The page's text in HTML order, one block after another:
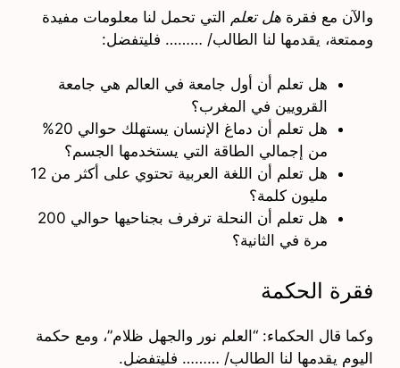
والآن مع فقرة هل تعلم التي تحمل لنا معلومات مفيدة
وممتعة، يقدمها لنا الطالب/ ……… فليتفضل:
هل تعلم أن أول جامعة في العالم هي جامعة
القرويين في المغرب؟
هل تعلم أن دماغ الإنسان يستهلك حوالي 20%
من إجمالي الطاقة التي يستخدمها الجسم؟
هل تعلم أن اللغة العربية تحتوي على أكثر من 12
مليون كلمة؟
هل تعلم أن النحلة ترفرف بجناحيها حوالي 200
مرة في الثانية؟
فقرة الحكمة
وكما قال الحكماء: “العلم نور والجهل ظلام”، ومع حكمة
اليوم يقدمها لنا الطالب/ ……… فليتفضل.